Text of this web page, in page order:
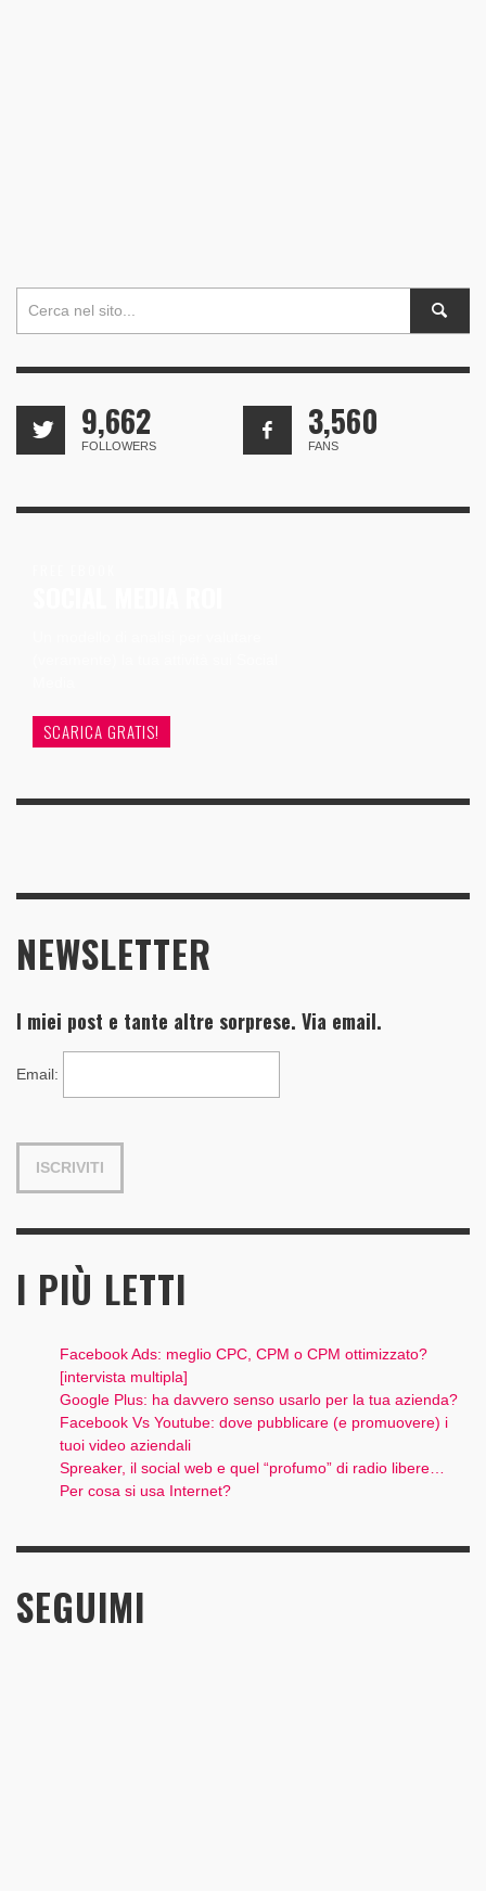
9,662
FOLLOWERS
3,560
FANS
SCARICA GRATIS!
NEWSLETTER
I miei post e tante altre sorprese. Via email.
Email:
I PIÙ LETTI
Facebook Ads: meglio CPC, CPM o CPM ottimizzato?
[intervista multipla]
Google Plus: ha davvero senso usarlo per la tua azienda?
Facebook Vs Youtube: dove pubblicare (e promuovere) i
tuoi video aziendali
Spreaker, il social web e quel “profumo” di radio libere…
Per cosa si usa Internet?
SEGUIMI